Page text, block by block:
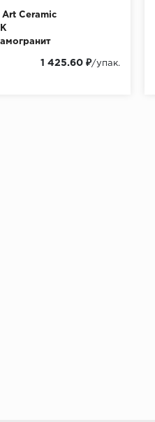
Art Ceramic
1 425.60 ₽/упак.